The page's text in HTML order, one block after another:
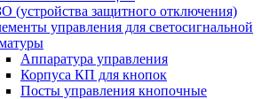
(устройства защитного отключения)
управления для светосигнальной
Аппаратура управления
Корпуса КП для кнопок
Посты управления кнопочные